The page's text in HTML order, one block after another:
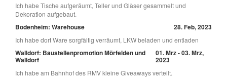
Ich habe Tische aufgeräumt, Teller und Gläser gesammelt und
Dekoration aufgebaut.
Bodenheim: Warehouse 28. Feb, 2023
Ich habe dort Ware sorgfältig verräumt, LKW beladen und entladen
Walldorf: Baustellenpromotion Mörfelden und
Walldorf
01. Mrz - 03. Mrz,
2023
Ich habe am Bahnhof des RMV kleine Giveaways verteilt.